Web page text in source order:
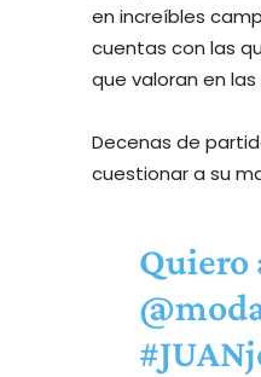
en increíbles
cuentas con las
que valoran en
Decenas de
cuestionar a su
Quiero